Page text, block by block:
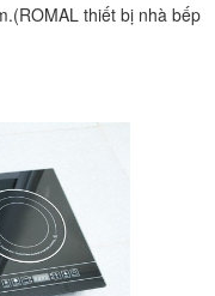
thiết bị nhà bếp